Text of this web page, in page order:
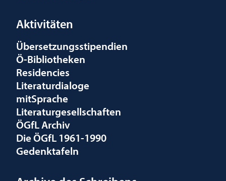
Aktivitäten
Übersetzungsstipendien
Ö-Bibliotheken
Residencies
Literaturdialoge
mitSprache
Literaturgesellschaften
ÖGfL Archiv
Die ÖGfL 1961-1990
Gedenktafeln